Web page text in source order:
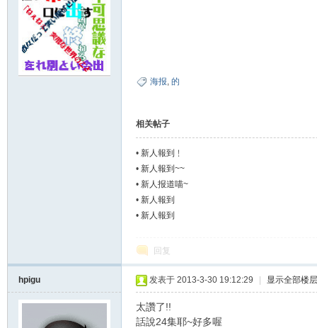
海报, 的
相关帖子
• 新人報到﹗
• 新人報到~~
• 新人报道喵~
• 新人報到
• 新人報到
回复
hpigu 发表于 2013-3-30 19:12:29 显示全部楼层
太讚了!!
話說24集耶~好多喔